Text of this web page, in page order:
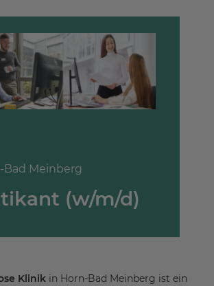
Bad Meinberg
(w/m/d)
Klinik in Horn-Bad Meinberg ist ein